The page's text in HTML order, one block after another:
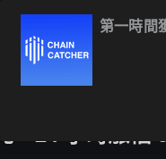
，24 小時漲幅
第一時間